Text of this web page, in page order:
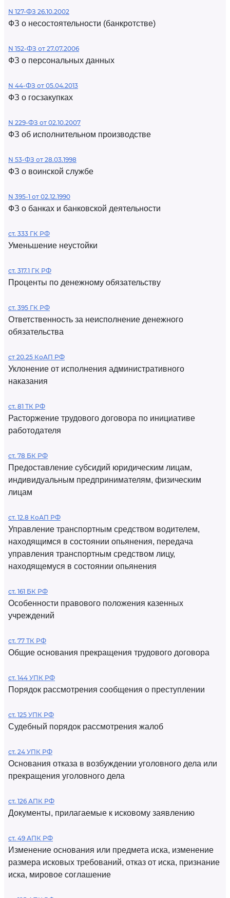
N 127-ФЗ 26.10.2002
ФЗ о несостоятельности (банкротстве)
N 152-ФЗ от 27.07.2006
ФЗ о персональных данных
N 44-ФЗ от 05.04.2013
ФЗ о госзакупках
N 229-ФЗ от 02.10.2007
ФЗ об исполнительном производстве
N 53-ФЗ от 28.03.1998
ФЗ о воинской службе
N 395-1 от 02.12.1990
ФЗ о банках и банковской деятельности
ст. 333 ГК РФ
Уменьшение неустойки
ст. 317.1 ГК РФ
Проценты по денежному обязательству
ст. 395 ГК РФ
Ответственность за неисполнение денежного
обязательства
ст 20.25 КоАП РФ
Уклонение от исполнения административного
наказания
ст. 81 ТК РФ
Расторжение трудового договора по инициативе
работодателя
ст. 78 БК РФ
Предоставление субсидий юридическим лицам,
индивидуальным предпринимателям, физическим
лицам
ст. 12.8 КоАП РФ
Управление транспортным средством водителем,
находящимся в состоянии опьянения, передача
управления транспортным средством лицу,
находящемуся в состоянии опьянения
ст. 161 БК РФ
Особенности правового положения казенных
учреждений
ст. 77 ТК РФ
Общие основания прекращения трудового договора
ст. 144 УПК РФ
Порядок рассмотрения сообщения о преступлении
ст. 125 УПК РФ
Судебный порядок рассмотрения жалоб
ст. 24 УПК РФ
Основания отказа в возбуждении уголовного дела или
прекращения уголовного дела
ст. 126 АПК РФ
Документы, прилагаемые к исковому заявлению
ст. 49 АПК РФ
Изменение основания или предмета иска, изменение
размера исковых требований, отказ от иска, признание
иска, мировое соглашение